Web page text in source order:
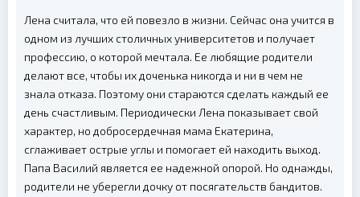
Лена считала, что ей повезло в жизни. Сейчас она учится в
одном из лучших столичных университетов и получает
профессию, о которой мечтала. Ее любящие родители
делают все, чтобы их доченька никогда и ни в чем не
знала отказа. Поэтому они стараются сделать каждый ее
день счастливым. Периодически Лена показывает свой
характер, но добросердечная мама Екатерина,
сглаживает острые углы и помогает ей находить выход.
Папа Василий является ее надежной опорой. Но однажды,
родители не уберегли дочку от посягательств бандитов.